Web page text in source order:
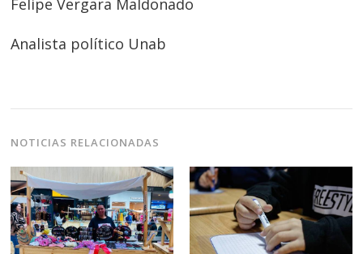
Analista político Unab
NOTICIAS RELACIONADAS